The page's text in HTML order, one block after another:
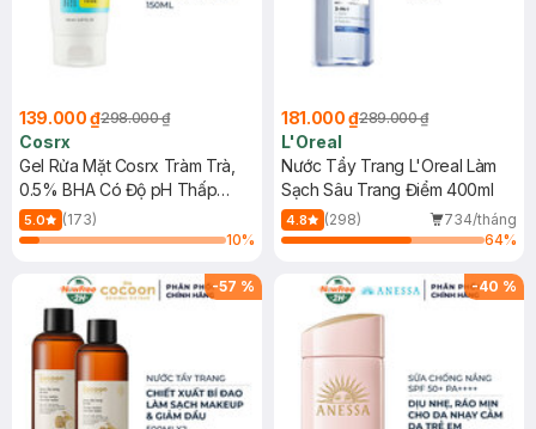
139.000 ₫298.000 ₫
Cosrx
Gel Rửa Mặt Cosrx Tràm Trà,
0.5% BHA Có Độ pH Thấp
150ml
5.0
(173)
10%
181.000 ₫289.000 ₫
L'Oreal
Nước Tẩy Trang L'Oreal Làm
Sạch Sâu Trang Điểm 400ml
4.8 (298)
734/tháng
64%
-57 % -40 %